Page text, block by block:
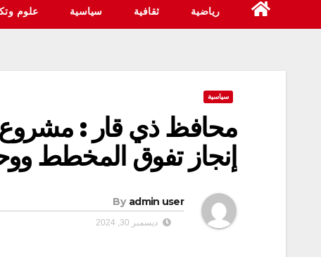
رياضية ثقافية سياسية علوم
سياسية
محافظ ذي قار :
إنجاز تفوق المخطط
By admin user
ديسمبر 30, 2024